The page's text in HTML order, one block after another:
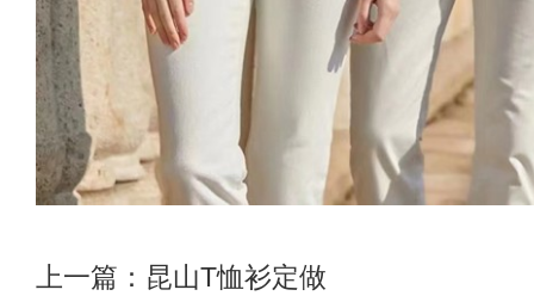
上一篇： 昆山T恤衫定做